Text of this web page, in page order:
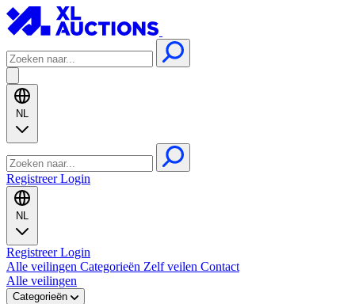
NL
RegistreerLogin
NL
RegistreerLogin
Alle veilingen Categorieën Zelf veilen Contact
Alle veilingen
Categorieën